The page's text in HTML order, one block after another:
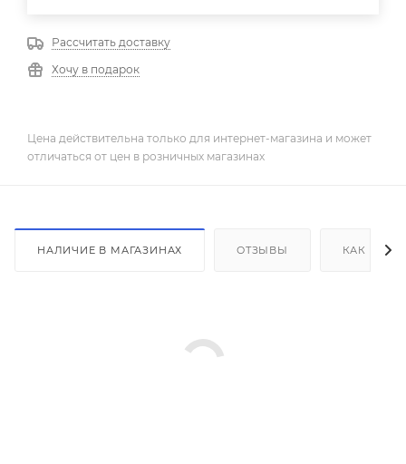
Рассчитать доставку
Хочу в подарок
Цена действительна только для интернет-магазина и может
отличаться от цен в розничных магазинах
НАЛИЧИЕ В МАГАЗИНАХ ОТЗЫВЫ КАК